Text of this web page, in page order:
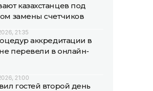
казахстанцев под
замены счетчиков
21:35
аккредитации в
перевели в онлайн-
21:00
гостей второй день